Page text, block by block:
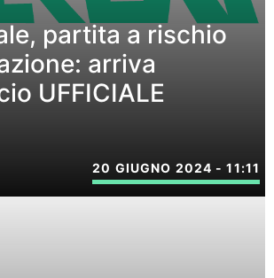
partita a rischio
arriva
UFFICIALE
20 GIUGNO 2024 - 11:11